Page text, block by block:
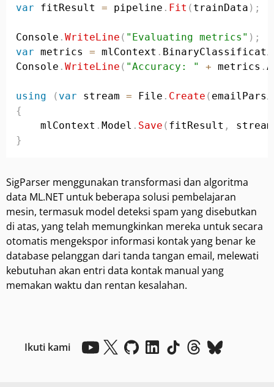
var fitResult = pipeline . Fit ( trainData ) ;
Console . WriteLine ( "Evaluating metrics" ) ;
var metrics = mlContext .
Console . WriteLine ( "Accuracy: " + metrics .
using ( var stream = File . Create (
{
    mlContext
. Model . Save ( fitResult , stream
}
SigParser menggunakan transformasi dan algoritma
data ML.NET untuk beberapa solusi pembelajaran
mesin, termasuk model deteksi spam yang disebutkan
di atas, yang telah memungkinkan mereka untuk secara
otomatis mengekspor informasi kontak yang benar ke
database pelanggan dari tanda tangan email, melewati
kebutuhan akan entri data kontak manual yang
memakan waktu dan rentan kesalahan.
Ikuti kami